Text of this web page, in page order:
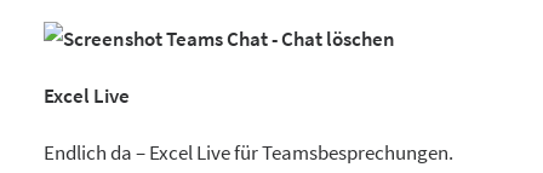
Excel Live
Endlich da – Excel Live für Teamsbesprechungen.